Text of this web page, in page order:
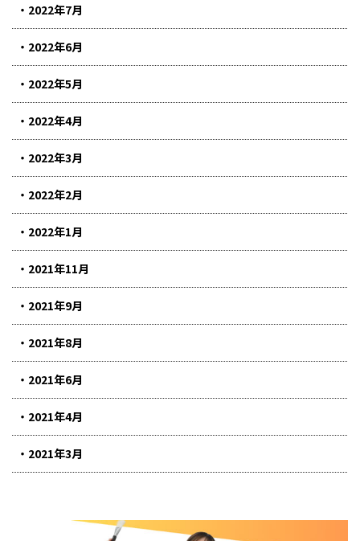
2022年7月
2022年6月
2022年5月
2022年4月
2022年3月
2022年2月
2022年1月
2021年11月
2021年9月
2021年8月
2021年6月
2021年4月
2021年3月